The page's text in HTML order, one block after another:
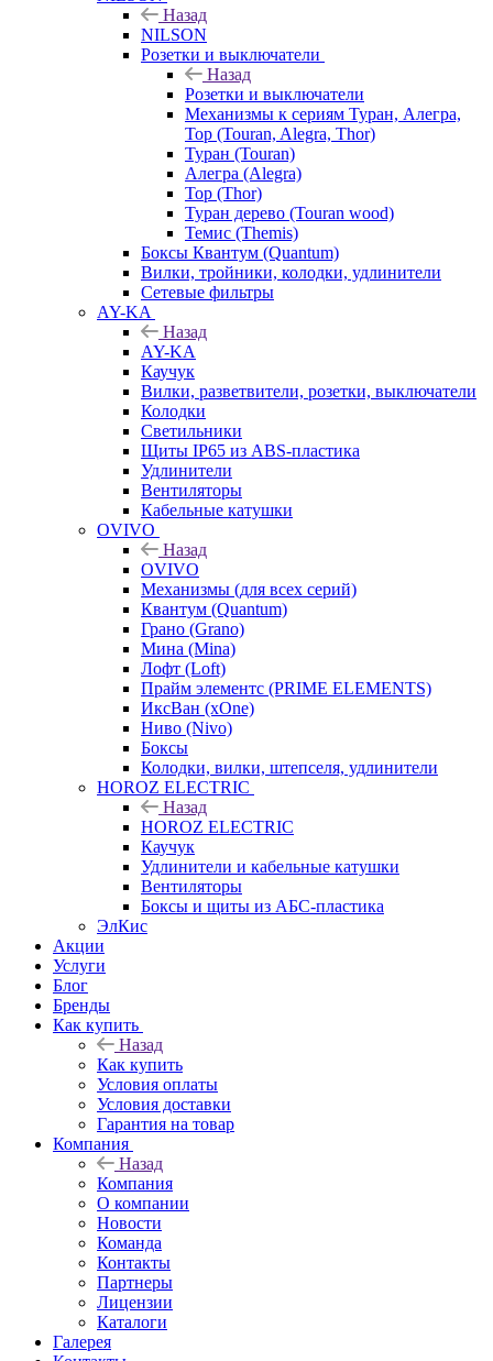
Назад
NILSON
Розетки и выключатели
Назад
Розетки и выключатели
Механизмы к сериям Туран, Алегра,
Тор (Touran, Alegra, Thor)
Туран (Touran)
Алегра (Alegra)
Тор (Thor)
Туран дерево (Touran wood)
Темис (Themis)
Боксы Квантум (Quantum)
Вилки, тройники, колодки, удлинители
Сетевые фильтры
AY-KA
Назад
AY-KA
Каучук
Вилки, разветвители, розетки, выключатели
Колодки
Светильники
Щиты IP65 из ABS-пластика
Удлинители
Вентиляторы
Кабельные катушки
OVIVO
Назад
OVIVO
Механизмы (для всех серий)
Квантум (Quantum)
Грано (Grano)
Мина (Mina)
Лофт (Loft)
Прайм элементс (PRIME ELEMENTS)
ИксВан (xOne)
Ниво (Nivo)
Боксы
Колодки, вилки, штепселя, удлинители
HOROZ ELECTRIC
Назад
HOROZ ELECTRIC
Каучук
Удлинители и кабельные катушки
Вентиляторы
Боксы и щиты из АБС-пластика
ЭлКис
Акции
Услуги
Блог
Бренды
Как купить
Назад
Как купить
Условия оплаты
Условия доставки
Гарантия на товар
Компания
Назад
Компания
О компании
Новости
Команда
Контакты
Партнеры
Лицензии
Каталоги
Галерея